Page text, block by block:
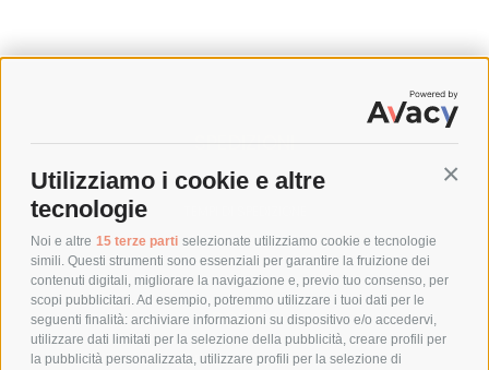
Utilizziamo i cookie e altre
tecnologie
Noi e altre 15 terze parti selezionate utilizziamo cookie e tecnologie
simili. Questi strumenti sono essenziali per garantire la fruizione dei
contenuti digitali, migliorare la navigazione e, previo tuo consenso, per
scopi pubblicitari. Ad esempio, potremmo utilizzare i tuoi dati per le
seguenti finalità: archiviare informazioni su dispositivo e/o accedervi,
utilizzare dati limitati per la selezione della pubblicità, creare profili per
la pubblicità personalizzata, utilizzare profili per la selezione di
SPEDIZIONI
COSTI DI SPEDIZIONE
POLITICA DI RESO
POLICY
PRIVACY POLICY